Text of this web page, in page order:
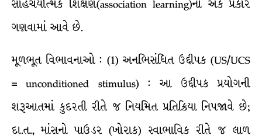
સાહચર્યાત્મક શિક્ષણ(association learning)નો એક પ્રકાર
ગણવામાં આવે છે.
મૂળભૂત વિભાવનાઓ : (1) અનભિસંધિત ઉદ્દીપક (US/UCS
= unconditioned stimulus) : આ ઉદ્દીપક પ્રયોગની
શરૂઆતમાં કુદરતી રીતે જ નિયમિત પ્રતિક્રિયા નિપજાવે છે;
દા.ત., માંસનો પાઉડર (ખોરાક) સ્વાભાવિક રીતે જ લાળ